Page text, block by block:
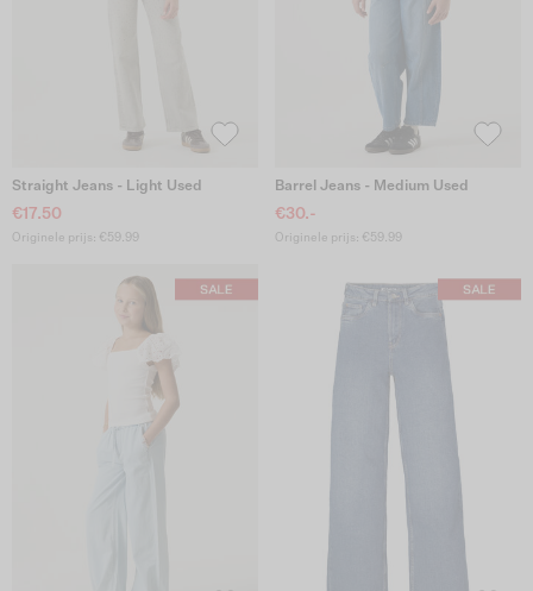
Straight Jeans - Light Used
€17.50
Originele prijs: €59.99
Barrel Jeans - Medium Used
€30.-
Originele prijs: €59.99